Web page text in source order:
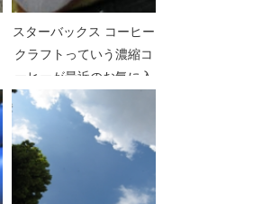
スターバックス コーヒー
クラフトっていう濃縮コ
ーヒーが最近のお気に入
り